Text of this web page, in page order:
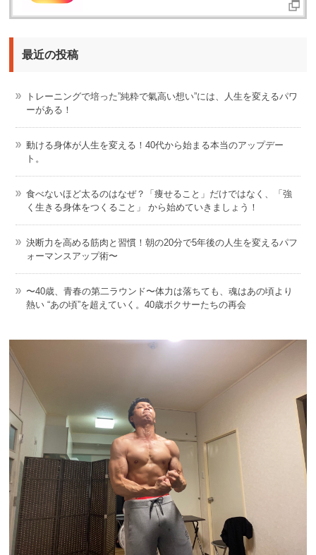
最近の投稿
トレーニングで培った”純粋で氣高い想い”には、人生を変えるパワ
ーがある！
動ける身体が人生を変える！40代から始まる本当のアップデー
ト。
食べないほど太るのはなぜ？「痩せること」だけではなく、「強
く生きる身体をつくること」 から始めていきましょう！
決断力を高める筋肉と習慣！朝の20分で5年後の人生を変えるパフ
ォーマンスアップ術〜
〜40歳、青春の第二ラウンド〜体力は落ちても、魂はあの頃より
熱い “あの頃”を超えていく。40歳ボクサーたちの再会